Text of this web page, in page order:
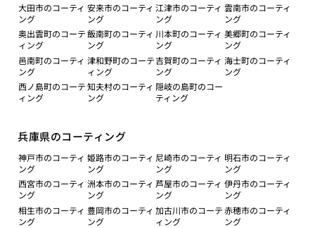
大田市のコーティ
ング
安来市のコーティ
ング
江津市のコーティ
ング
雲南市のコーティ
ング
奥出雲町のコーテ
ィング
飯南町のコーティ
ング
川本町のコーティ
ング
美郷町のコーティ
ング
邑南町のコーティ
ング
津和野町のコーテ
ィング
吉賀町のコーティ
ング
海士町のコーティ
ング
西ノ島町のコーテ
ィング
知夫村のコーティ
ング
隠岐の島町のコー
ティング
兵庫県のコーティング
神戸市のコーティ
ング
姫路市のコーティ
ング
尼崎市のコーティ
ング
明石市のコーティ
ング
西宮市のコーティ
ング
洲本市のコーティ
ング
芦屋市のコーティ
ング
伊丹市のコーティ
ング
相生市のコーティ
ング
豊岡市のコーティ
ング
加古川市のコーテ
ィング
赤穂市のコーティ
ング